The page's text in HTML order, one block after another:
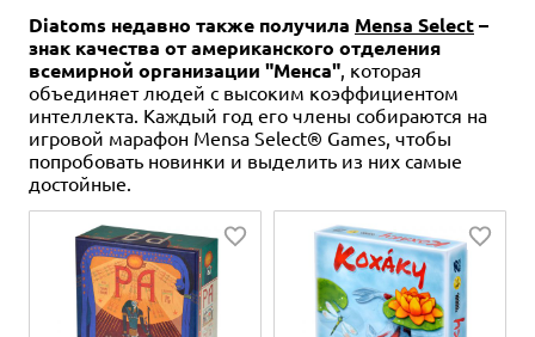
Diatoms недавно также получила Mensa Select–
знак качества от американского отделения
всемирной организации "Менса", которая
объединяет людей с высоким коэффициентом
интеллекта. Каждый год его члены собираются на
игровой марафон Mensa Select® Games, чтобы
попробовать новинки и выделить из них самые
достойные.